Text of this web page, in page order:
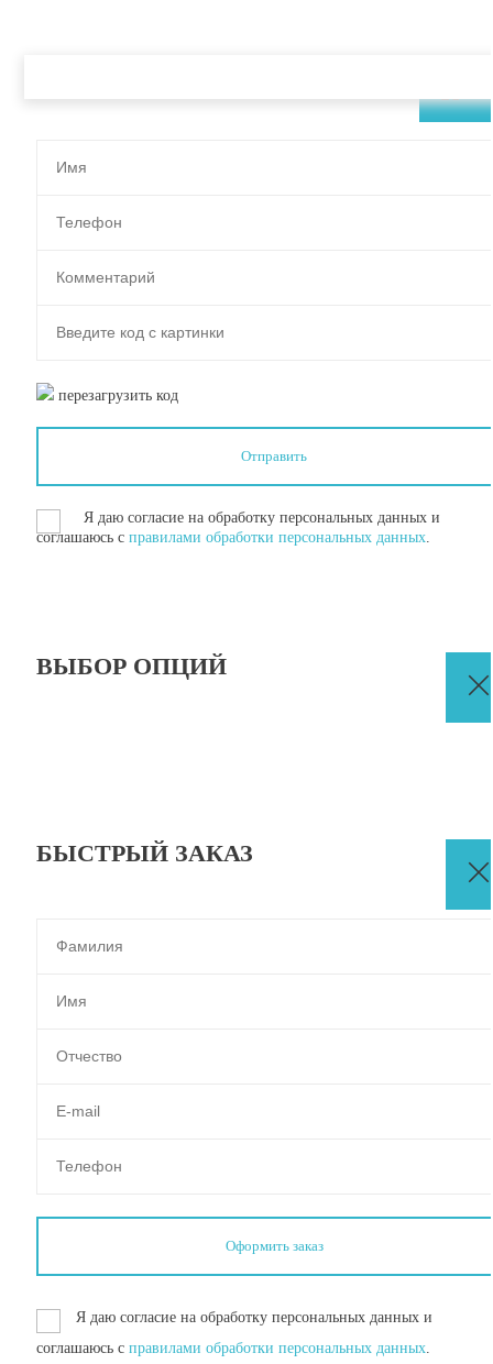
перезагрузить код
Я даю согласие на обработку персональных данных и
соглашаюсь с правилами обработки персональных данных.
ВЫБОР ОПЦИЙ
БЫСТРЫЙ ЗАКАЗ
Я даю согласие на обработку персональных данных и
соглашаюсь с правилами обработки персональных данных.